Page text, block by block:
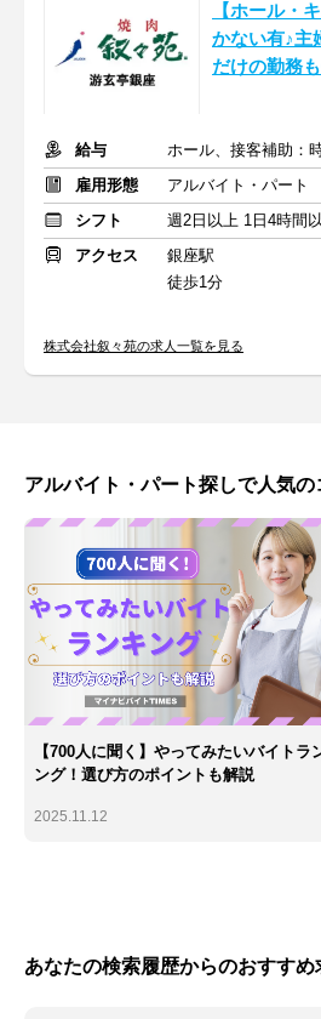
【ホール・
かない有♪主
だけの勤務
給与
雇用形態
アルバイト・パート
シフト
週2日以上 1日4時間
アクセス
銀座駅
徒歩1分
株式会社叙々苑の求人一覧を見る
アルバイト・パート探しで人気の
【700人に聞く】やってみたいバイトラ
ング！選び方のポイントも解説
2025.11.12
あなたの検索履歴からのおすすめ